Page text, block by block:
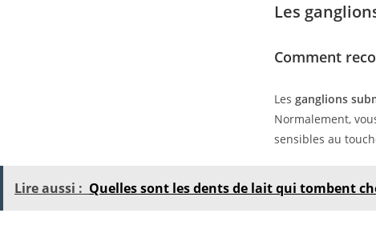
Les
Comment
Les ganglions
Normalement,
sensibles au
Lire aussi : Quelles sont les dents de lait qui tombent